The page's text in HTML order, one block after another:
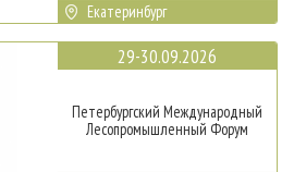
Екатеринбург
29-30.09.2026
Петербургский Международный
Лесопромышленный Форум